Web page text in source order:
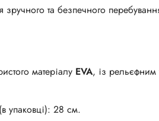
та безпечного
матеріалу EVA, із рельєфним
упаковці): 28 см.